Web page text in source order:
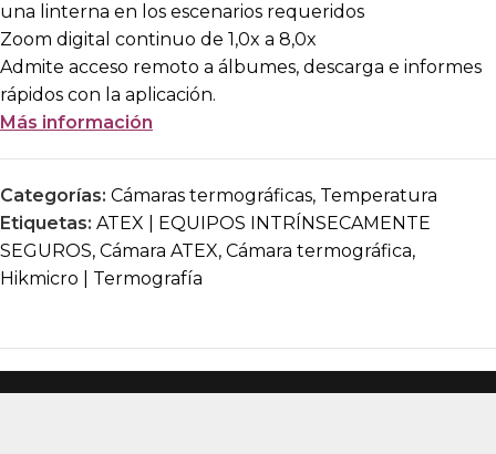
una linterna en los escenarios requeridos
Zoom digital continuo de 1,0x a 8,0x
Admite acceso remoto a álbumes, descarga e informes
rápidos con la aplicación.
Más información
Categorías: Cámaras termográficas, Temperatura
Etiquetas: ATEX | EQUIPOS INTRÍNSECAMENTE
SEGUROS, Cámara ATEX, Cámara termográfica,
Hikmicro | Termografía